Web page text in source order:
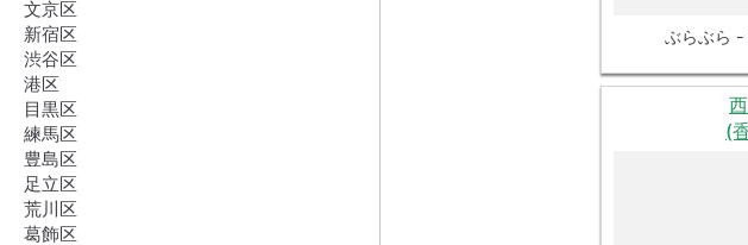
文京区
新宿区
渋谷区
港区
目黒区
練馬区
豊島区
足立区
荒川区
葛飾区
ぶらぶら -
(